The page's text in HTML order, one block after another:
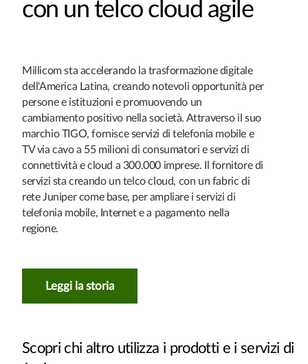
con un telco cloud agile
Millicom sta accelerando la trasformazione digitale
dell'America Latina, creando notevoli opportunità per
persone e istituzioni e promuovendo un
cambiamento positivo nella società. Attraverso il suo
marchio TIGO, fornisce servizi di telefonia mobile e
TV via cavo a 55 milioni di consumatori e servizi di
connettività e cloud a 300.000 imprese. Il fornitore di
servizi sta creando un telco cloud, con un fabric di
rete Juniper come base, per ampliare i servizi di
telefonia mobile, Internet e a pagamento nella
regione.
Leggi la storia
Scopri chi altro utilizza i prodotti e i servizi di